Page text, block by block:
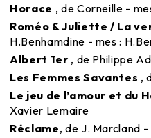
Horace , de Corneille -
Roméo & Juliette / La
H.Benhamdine - mes :
Albert 1er , de Philippe
Les Femmes Savantes ,
Le jeu de l’amour et du
Xavier Lemaire
Réclame, de J. Marcland